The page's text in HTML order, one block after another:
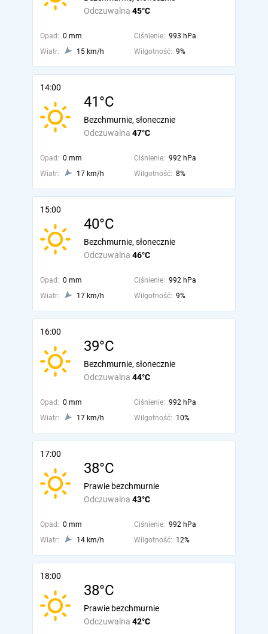
Odczuwalna 45°C
Opad: 0 mm Ciśnienie: 993 hPa
Wiatr:
15 km/h Wilgotność: 9%
14:00
41°C
Odczuwalna 47°C
Bezchmurnie, słonecznie
Opad: 0 mm Ciśnienie: 992 hPa
Wiatr:
17 km/h Wilgotność: 8%
15:00
40°C
Odczuwalna 46°C
Bezchmurnie, słonecznie
Opad: 0 mm Ciśnienie: 992 hPa
Wiatr:
17 km/h Wilgotność: 9%
16:00
39°C
Odczuwalna 44°C
Bezchmurnie, słonecznie
Opad: 0 mm Ciśnienie: 992 hPa
Wiatr:
17 km/h Wilgotność: 10%
17:00
38°C
Odczuwalna 43°C
Prawie bezchmurnie
Opad: 0 mm Ciśnienie: 992 hPa
Wiatr:
14 km/h Wilgotność: 12%
18:00
38°C
Odczuwalna 42°C
Prawie bezchmurnie